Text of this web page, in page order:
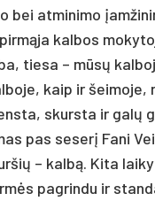
bei at­mi­ni­mo
kal­bos
tie­sa – mūsų
kaip ir
skurs­ta ir galų
pas se­serį Fa­ni
– kalbą. Ki­ta
pa­grin­du ir